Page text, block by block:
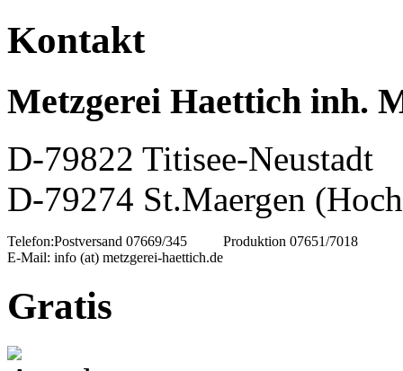
Kontakt
Metzgerei Haettich inh.
D-79822 Titisee-Neustadt
D-79274 St.Maergen
Telefon:Postversand 07669/345
Produktion 07651/7018
E-Mail: info (at) metzgerei-haettich.de
Gratis